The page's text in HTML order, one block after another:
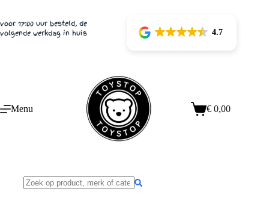
voor 17:00 uur besteld, de
volgende werkdag in huis
4.7
Menu € 0,00